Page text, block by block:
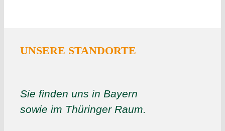
UNSERE STANDORTE
Sie finden uns in Bayern
sowie im Thüringer Raum.